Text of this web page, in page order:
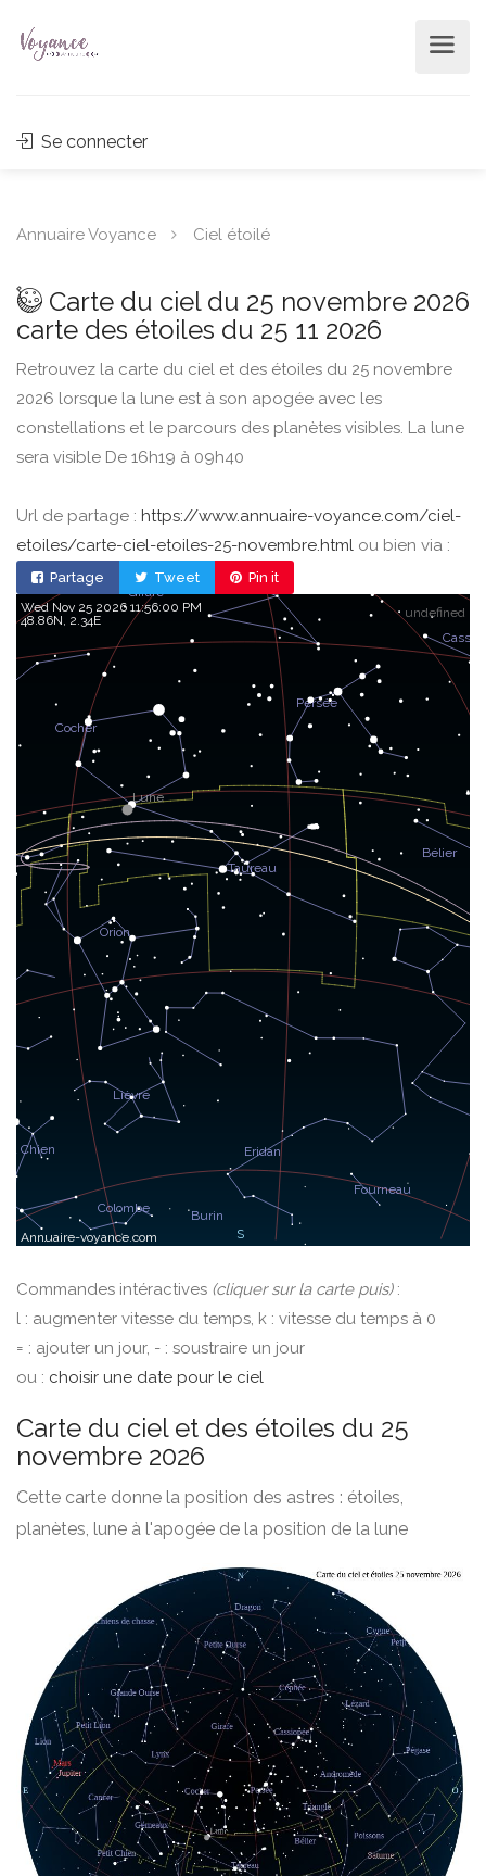
Se connecter
Annuaire Voyance Ciel étoilé
Carte du ciel du 25 novembre 2026
carte des étoiles du 25 11 2026
Retrouvez la carte du ciel et des étoiles du 25 novembre
2026 lorsque la lune est à son apogée avec les
constellations et le parcours des planètes visibles. La lune
sera visible De 16h19 à 09h40
Url de partage : https://www.annuaire-voyance.com/ciel-
etoiles/carte-ciel-etoiles-25-novembre.html ou bien via :
Partage Tweet Pin it
undefined
Wed Nov 25 2026 11:56:00 PM
48.86, 2.34
Commandes intéractives (cliquer sur la carte puis):
l : augmenter vitesse du temps, k : vitesse du temps à 0
= : ajouter un jour, - : soustraire un jour
ou : choisir une date pour le ciel
Carte du ciel et des étoiles du 25
novembre 2026
Cette carte donne la position des astres : étoiles,
planètes, lune à l'apogée de la position de la lune